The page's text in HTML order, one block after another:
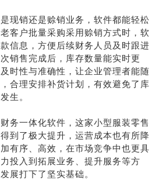
现销还是赊销业务，软件都能轻松
客户批量采购采用赊销方式时，软
信息，方便后续财务人员及时跟进
销售完成后，库存数量能实时更
时性与准确性，让企业管理者能随
合理安排补货计划，有效避免了库
生。
务一体化软件，这家小型服装零售
到了极大提升，运营成本也有所降
有序、高效，在市场竞争中也更具
投入到拓展业务、提升服务等方
展打下了坚实基础。